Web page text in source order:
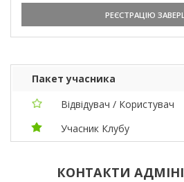
РЕЄСТРАЦІЮ
Пакет учасника
Відвідувач / Користувач
Учасник Клубу
КОНТАКТИ